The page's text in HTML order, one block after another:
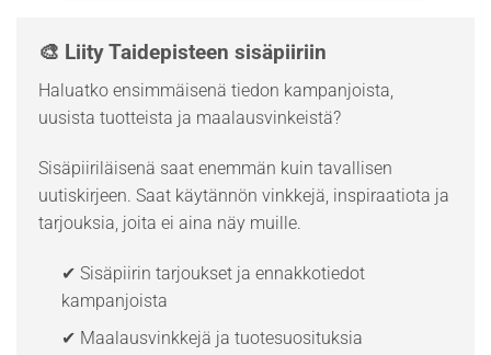
🎨 Liity Taidepisteen sisäpiiriin
Haluatko ensimmäisenä tiedon kampanjoista,
uusista tuotteista ja maalausvinkeistä?
Sisäpiiriläisenä saat enemmän kuin tavallisen
uutiskirjeen. Saat käytännön vinkkejä, inspiraatiota ja
tarjouksia, joita ei aina näy muille.
✔ Sisäpiirin tarjoukset ja ennakkotiedot
kampanjoista
✔ Maalausvinkkejä ja tuotesuosituksia